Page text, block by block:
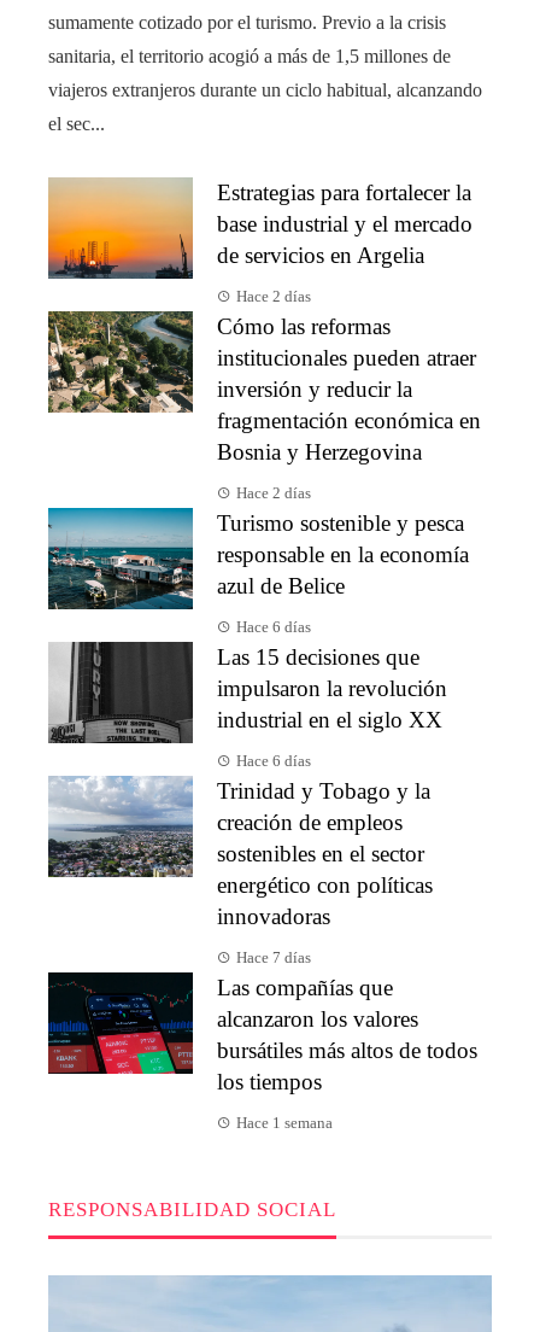
sumamente cotizado por el turismo. Previo a la crisis
sanitaria, el territorio acogió a más de 1,5 millones de
viajeros extranjeros durante un ciclo habitual, alcanzando
el sec...
Estrategias para fortalecer la
base industrial y el mercado
de servicios en Argelia
Hace 2 días
Cómo las reformas
institucionales pueden atraer
inversión y reducir la
fragmentación económica en
Bosnia y Herzegovina
Hace 2 días
Turismo sostenible y pesca
responsable en la economía
azul de Belice
Hace 6 días
Las 15 decisiones que
impulsaron la revolución
industrial en el siglo XX
Hace 6 días
Trinidad y Tobago y la
creación de empleos
sostenibles en el sector
energético con políticas
innovadoras
Hace 7 días
Las compañías que
alcanzaron los valores
bursátiles más altos de todos
los tiempos
Hace 1 semana
RESPONSABILIDAD SOCIAL